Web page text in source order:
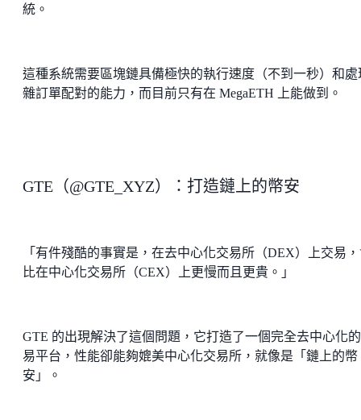
統。
這種系統需要區塊鏈具備極快的執行速度（不到一秒）和處
雜訂單配對的能力，而目前只有在 MegaETH 上能做到。
GTE（@GTE_XYZ）：打造鏈上的幣安
「有件殘酷的事實是，在去中心化交易所（DEX）上交易
比在中心化交易所（CEX）上更慢而且更貴。」
GTE 的出現解決了這個問題，它打造了一個完全去中心化
易平台，性能卻能夠媲美中心化交易所，就像是「鏈上的幣
安」。